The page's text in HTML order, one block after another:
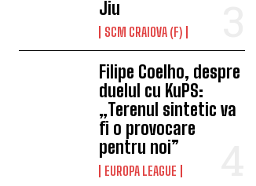
Jiu
SCM CRAIOVA (F)
Filipe Coelho, despre
duelul cu KuPS:
„Terenul sintetic va
fi o provocare
pentru noi”
EUROPA LEAGUE